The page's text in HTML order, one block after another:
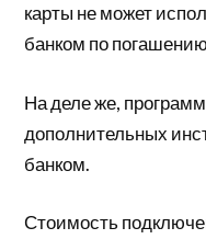
карты не может
банком по
На деле же,
дополнительных
банком.
Стоимость